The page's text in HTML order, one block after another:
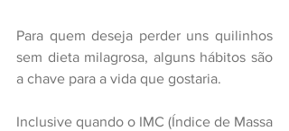
Para quem deseja perder uns quilinhos
sem dieta milagrosa, alguns hábitos são
a chave para a vida que gostaria.
Inclusive quando o IMC (Índice de Massa